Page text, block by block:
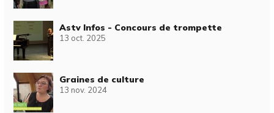
Astv Infos - Concours de trompette
13 oct. 2025
Graines de culture
13 nov. 2024